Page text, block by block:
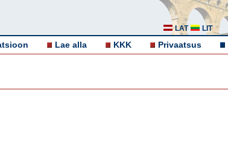
LAT LIT
Lae alla KKK Privaatsus